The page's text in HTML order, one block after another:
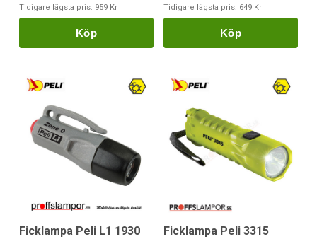
Tidigare lägsta pris: 959 Kr
Köp
Tidigare lägsta pris: 649 Kr
Köp
Ficklampa Peli L1 1930
Ficklampa Peli 3315